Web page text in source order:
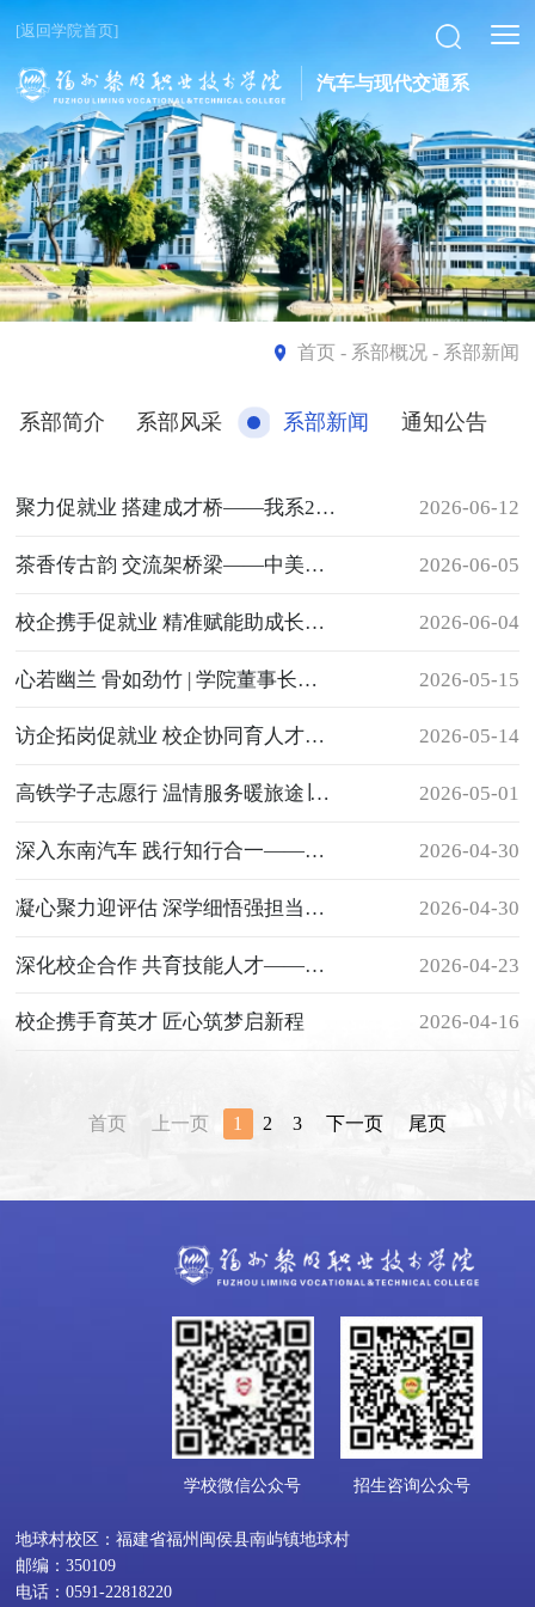
[返回学院首页]
汽车与现代交通系
首页- 系部概况 - 系部新闻
系部简介 系部风采 系部新闻 通知公告
聚力促就业 搭建成才桥——我系2027届毕业生专场招聘会圆满落幕 2026-06-12
茶香传古韵 交流架桥梁——中美青年文化交流使者走进我系体验传统茶文化 2026-06-05
校企携手促就业 精准赋能助成长——南昌铁路局福州客运段莅临我校
开展专场招聘
2026-06-04
心若幽兰 骨如劲竹 | 学院董事长王苏华作“做一名优雅知性的女子”专题讲座 2026-05-15
访企拓岗促就业 校企协同育人才——我系赴福州火车站等单位开展
“访企拓岗”专项工作
2026-05-14
高铁学子志愿行 温情服务暖旅途∣我系高铁专业学子赴福州火车南站开展
劳动节志愿服务
2026-05-01
深入东南汽车 践行知行合一——我系东南汽车订单班学生赴企业参观学习 2026-04-30
凝心聚力迎评估 深学细悟强担当——我系组织全体教职工开展
教学评估“应知应会”专题学习
2026-04-30
深化校企合作 共育技能人才——我系赴福建东南汽车参观交流 2026-04-23
校企携手育英才 匠心筑梦启新程 2026-04-16
首页 上一页 1 2 3 下一页 尾页
学校微信公众号 招生咨询公众号
地球村校区：福建省福州闽侯县南屿镇地球村
邮编：350109
电话：0591-22818220